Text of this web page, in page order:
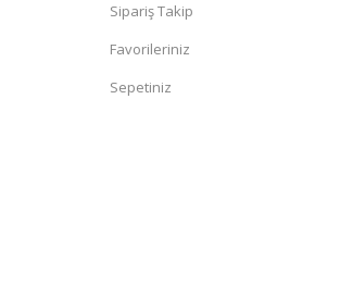
Sipariş Takip
Favorileriniz
Sepetiniz